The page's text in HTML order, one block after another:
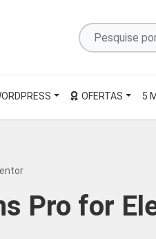
Pesquise
por
OFERTAS 5
Pro for